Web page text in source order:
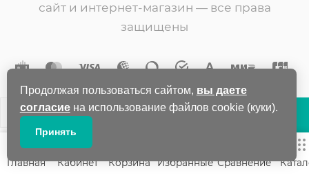
В КОРЗИНУ
сайт и интернет-магазин — все права
защищены
Продолжая пользоваться сайтом, вы даете
согласиена использование файлов cookie (куки).
Принять
Главная Кабинет Корзина Избранные Сравнение